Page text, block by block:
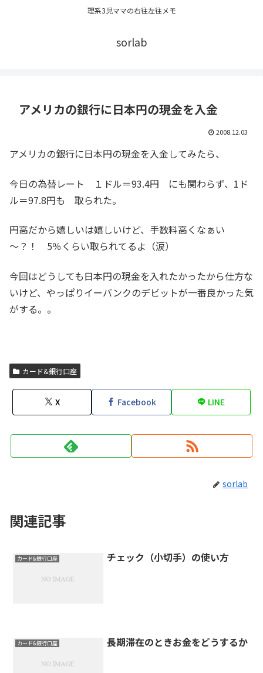
理系3児ママの右往左往メモ
sorlab
アメリカの銀行に日本円の現金を入金
2008.12.03
アメリカの銀行に日本円の現金を入金してみたら、
今日の為替レート １ドル＝93.4円 にも関わらず、1ド
ル＝97.8円も 取られた。
円高だから嬉しいは嬉しいけど、手数料高くなぁい
～？！ 5％くらい取られてるよ（涙）
今回はどうしても日本円の現金を入れたかったから仕方な
いけど、やっぱりイーバンクのデビットが一番良かった気
がする。。
カード&銀行口座
X Facebook LINE
sorlab
関連記事
カード&銀行口座 チェック（小切手）の使い方
カード&銀行口座 長期滞在のときお金をどうするか